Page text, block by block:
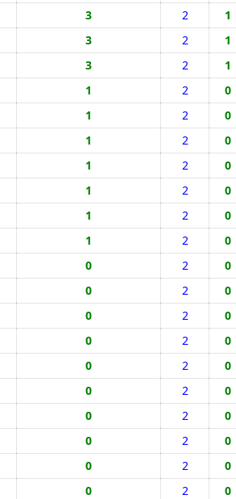
3 2 1
3 2 1
3 2 1
1 2 0
1 2 0
1 2 0
1 2 0
1 2 0
1 2 0
1 2 0
0 2 0
0 2 0
0 2 0
0 2 0
0 2 0
0 2 0
0 2 0
0 2 0
0 2 0
0 2 0